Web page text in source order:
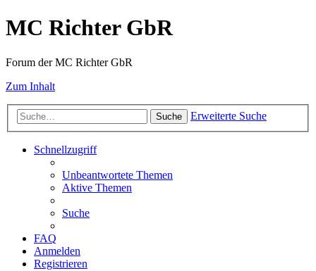
MC Richter GbR
Forum der MC Richter GbR
Zum Inhalt
Suche Erweiterte Suche
Schnellzugriff
Unbeantwortete Themen
Aktive Themen
Suche
FAQ
Anmelden
Registrieren